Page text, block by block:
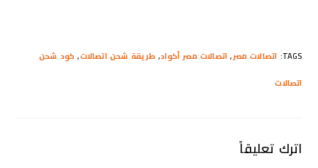
TAGS
: اتصالات مصر, اتصالات مصر أكواد, طريقة شحن اتصالات, كود شحن
اتصالات
اترك تعليقاً